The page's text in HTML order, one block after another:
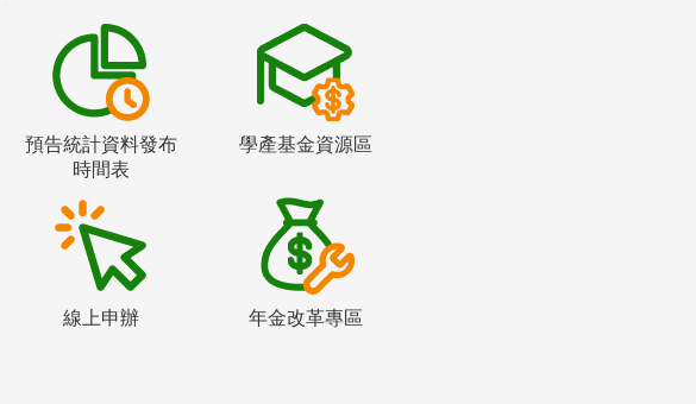
預告統計資料發布
時間表
學產基金資源區
線上申辦 年金改革專區